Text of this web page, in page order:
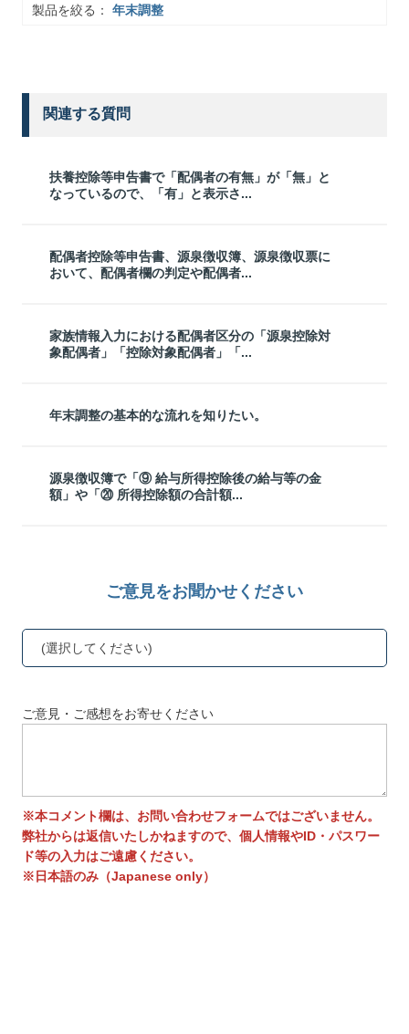
製品を絞る： 年末調整
関連する質問
扶養控除等申告書で「配偶者の有無」が「無」と
なっているので、「有」と表示さ...
配偶者控除等申告書、源泉徴収簿、源泉徴収票に
おいて、配偶者欄の判定や配偶者...
家族情報入力における配偶者区分の「源泉控除対
象配偶者」「控除対象配偶者」「...
年末調整の基本的な流れを知りたい。
源泉徴収簿で「⑨ 給与所得控除後の給与等の金
額」や「⑳ 所得控除額の合計額...
ご意見をお聞かせください
(選択してください)
ご意見・ご感想をお寄せください
※本コメント欄は、お問い合わせフォームではございません。
弊社からは返信いたしかねますので、個人情報やID・パスワー
ド等の入力はご遠慮ください。
※日本語のみ（Japanese only）